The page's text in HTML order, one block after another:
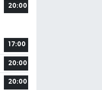
20:00
17:00
20:00
20:00